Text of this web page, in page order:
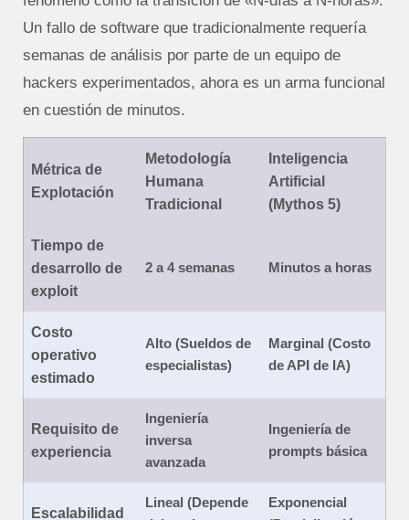
Un fallo de software que tradicionalmente requería
semanas de análisis por parte de un equipo de
hackers experimentados, ahora es un arma funcional
en cuestión de minutos.
Métrica de
Explotación
Metodología
Humana
Tradicional
Inteligencia
Artificial
(Mythos 5)
Tiempo de
desarrollo de
exploit
2 a 4 semanas Minutos a horas
Costo
operativo
estimado
Alto (Sueldos de
especialistas)
Marginal (Costo
de API de IA)
Requisito de
experiencia
Ingeniería
inversa
avanzada
Ingeniería de
prompts básica
Escalabilidad
Lineal (Depende
Exponencial